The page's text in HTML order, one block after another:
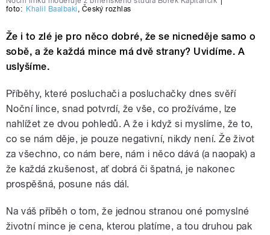
foto: Khalil Baalbaki , Český rozhlas
Že i to zlé je pro něco dobré, že se nicneděje samo o
sobě, a že každá mince má dvě strany? Uvidíme. A
uslyšíme.
Příběhy, které posluchači a posluchačky dnes svěří
Noční lince, snad potvrdí, že vše, co prožíváme, lze
nahlížet ze dvou pohledů. A že i když si myslíme, že to,
co se nám děje, je pouze negativní, nikdy není. Že život
za všechno, co nám bere, nám i něco dává (a naopak) a
že každá zkušenost, ať dobrá či špatná, je nakonec
prospěšná, posune nás dál.
Na váš příběh o tom, že jednou stranou oné pomyslné
životní mince je cena, kterou platíme, a tou druhou pak